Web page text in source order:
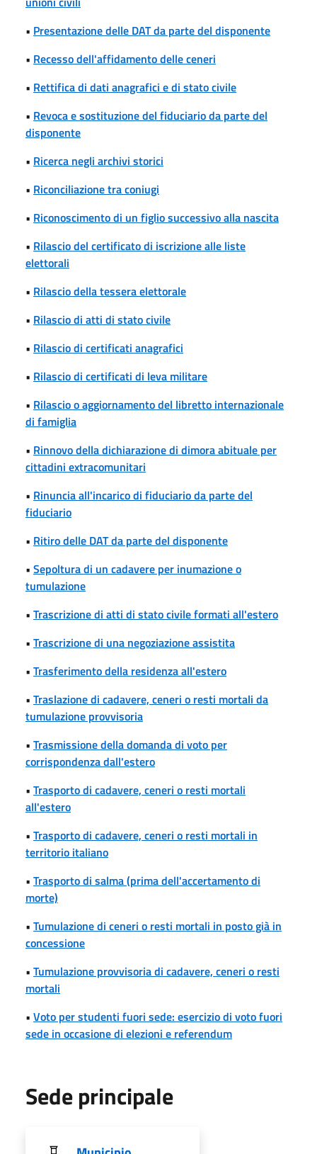
• Presentazione delle DAT da parte del disponente
• Recesso dell'affidamento delle ceneri
• Rettifica di dati anagrafici e di stato civile
• Revoca e sostituzione del fiduciario da parte del
disponente
• Ricerca negli archivi storici
• Riconciliazione tra coniugi
• Riconoscimento di un figlio successivo alla nascita
• Rilascio del certificato di iscrizione alle liste
elettorali
• Rilascio della tessera elettorale
• Rilascio di atti di stato civile
• Rilascio di certificati anagrafici
• Rilascio di certificati di leva militare
• Rilascio o aggiornamento del libretto internazionale
di famiglia
• Rinnovo della dichiarazione di dimora abituale per
cittadini extracomunitari
• Rinuncia all'incarico di fiduciario da parte del
fiduciario
• Ritiro delle DAT da parte del disponente
• Sepoltura di un cadavere per inumazione o
tumulazione
• Trascrizione di atti di stato civile formati all'estero
• Trascrizione di una negoziazione assistita
• Trasferimento della residenza all'estero
• Traslazione di cadavere, ceneri o resti mortali da
tumulazione provvisoria
• Trasmissione della domanda di voto per
corrispondenza dall'estero
• Trasporto di cadavere, ceneri o resti mortali
all'estero
• Trasporto di cadavere, ceneri o resti mortali in
territorio italiano
• Trasporto di salma (prima dell'accertamento di
morte)
• Tumulazione di ceneri o resti mortali in posto già in
concessione
• Tumulazione provvisoria di cadavere, ceneri o resti
mortali
• Voto per studenti fuori sede: esercizio di voto fuori
sede in occasione di elezioni e referendum
Sede principale